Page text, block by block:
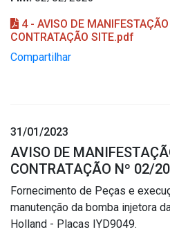
4 - AVISO DE
CONTRATAÇÃO SITE.pdf
Compartilhar
31/01/2023
AVISO DE
CONTRATAÇÃO Nº 02/
Fornecimento de Peças e
manutenção da bomba injetora
Holland - Placas IYD9049.